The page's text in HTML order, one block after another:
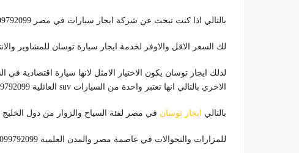
بالتالي اذا كنت تبحث عن شركة ايجار سيارات في مصر 01099792099 فاننا الاختيار الاول لك دائما لاننا نوفر
لك السعر الاقل والاوفر لخدمة ايجار سيارة توسان للمشاوير
لذلك ايجار توسان يكون الاختيار الامثل لانها سيارة اقتصادية
الاخري بالتالي انها تعتبر واحدة من السيارات suv العائلية 01099792099
بالتالي ايجار توسان في مصر لفئة السياح والزوار من دول
للمزارات والتجوالات في عاصمة مصر والمدن العلمية 01099792099 .